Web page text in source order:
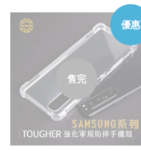
優惠
售完